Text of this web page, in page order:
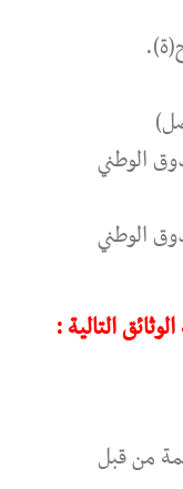
الوطني
الوطني
التالية :
من قبل